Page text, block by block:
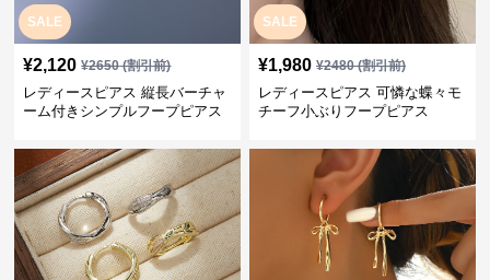
SALE
¥2,120 ¥2650(割引前)
レディースピアス 縦長バーチャ
ーム付きシンプルフープピアス
SALE
¥1,980 ¥2480(割引前)
レディースピアス 可憐な蝶々モ
チーフ小ぶりフープピアス